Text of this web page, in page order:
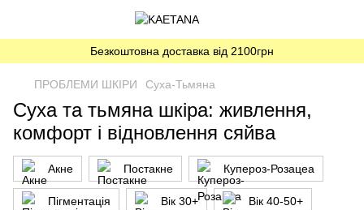
Безкоштовна доставка від 2100грн
ПРОБЛЕМИ ШКІРИ Суха-Тьмяна
Суха та тьмяна шкіра: живлення,
комфорт і відновлення сяйва
Акне Постакне Купероз-Розацеа
Пігментація Вік 30+ Вік 40-50+